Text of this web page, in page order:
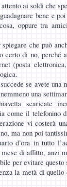
ai soldi che
bene e
oppure tra
che può
certo di no, perché
(posta
se avete una
una
scaricate
come il telefonino
vi costerà
ma non poi
d’ora in tutto
di affitto, anzi
per evitare questo
la metà di